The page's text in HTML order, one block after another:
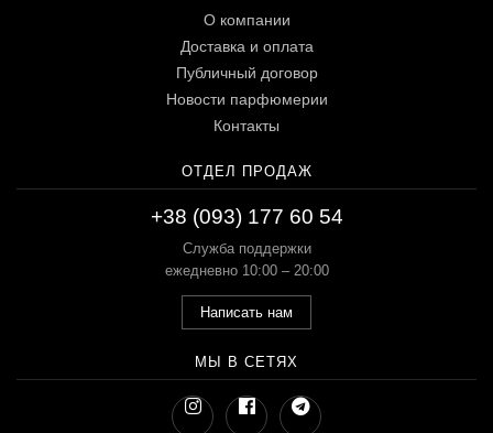
О компании
Доставка и оплата
Публичный договор
Новости парфюмерии
Контакты
ОТДЕЛ ПРОДАЖ
+38 (093) 177 60 54
Служба поддержки
ежедневно 10:00 – 20:00
Написать нам
МЫ В СЕТЯХ